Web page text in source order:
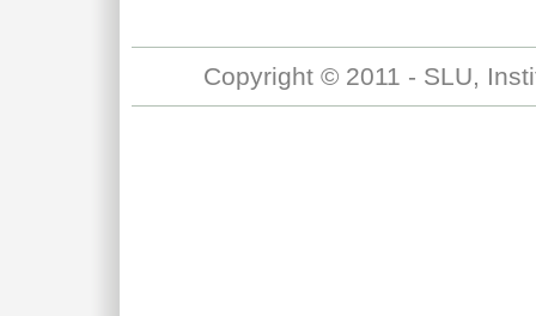
Copyright © 2011 - SLU,